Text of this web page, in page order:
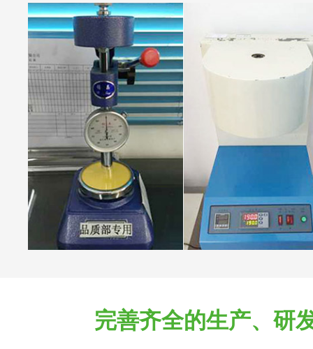
完善齐全的生产、研